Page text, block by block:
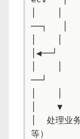
│    │
──┐   │
│    │
│◀──┘
│    │
──┘
│    ▼
│  处理业
等）